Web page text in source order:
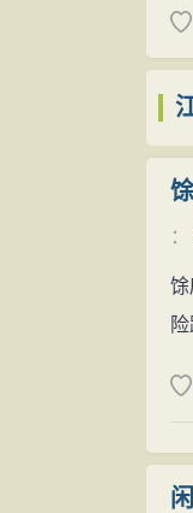
：
馀